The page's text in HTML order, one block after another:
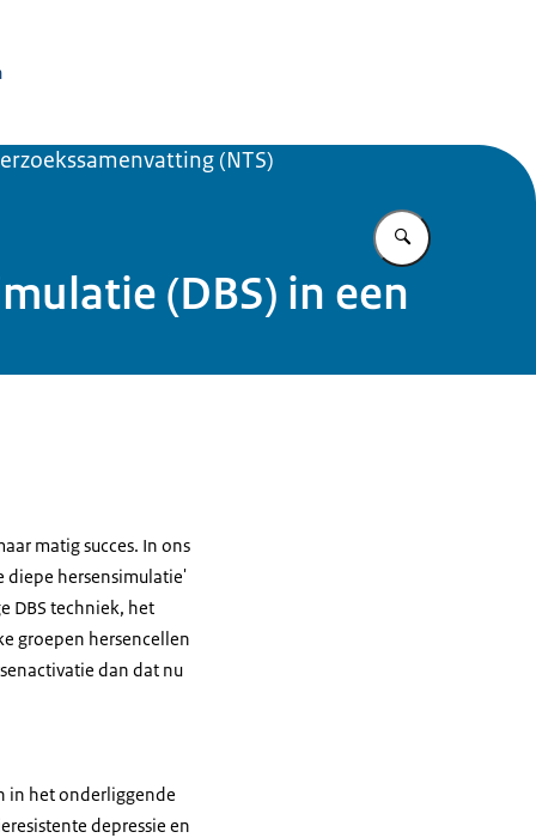
(NTS)
(DBS) in een
matig succes. In ons
diepe hersensimulatie'
DBS techniek, het
groepen hersencellen
dan dat nu
in het onderliggende
depressie en